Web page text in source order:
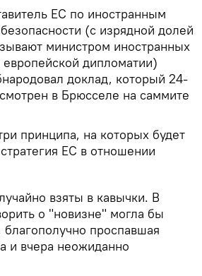
ЕС по иностранным
(с изрядной долей
министром иностранных
дипломатии)
доклад, который 24-
в Брюсселе на саммите
принципа, на которых будет
ЕС в отношении
взяты в кавычки. В
о "новизне" могла бы
благополучно проспавшая
и вчера неожиданно